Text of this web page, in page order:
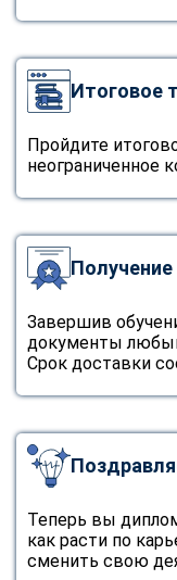
Итоговое
Пройдите
неограниченное
Завершив
документы
Срок доставки
Теперь вы
как расти по
сменить свою